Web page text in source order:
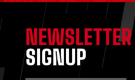
NEWSLETTER
SIGNUP